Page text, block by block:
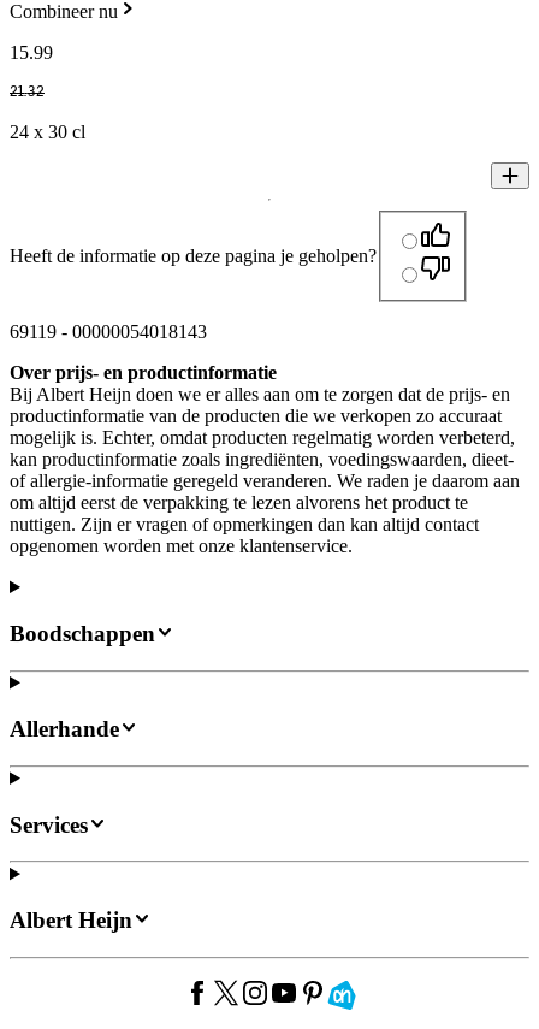
Combineer nu
15.99
21.32
24 x 30 cl
Heeft de informatie op deze pagina je geholpen?
69119 - 00000054018143
Over prijs- en productinformatie
Bij Albert Heijn doen we er alles aan om te zorgen dat de prijs- en
productinformatie van de producten die we verkopen zo accuraat
mogelijk is. Echter, omdat producten regelmatig worden verbeterd,
kan productinformatie zoals ingrediënten, voedingswaarden, dieet-
of allergie-informatie geregeld veranderen. We raden je daarom aan
om altijd eerst de verpakking te lezen alvorens het product te
nuttigen. Zijn er vragen of opmerkingen dan kan altijd contact
opgenomen worden met onze klantenservice.
Boodschappen
Allerhande
Services
Albert Heijn